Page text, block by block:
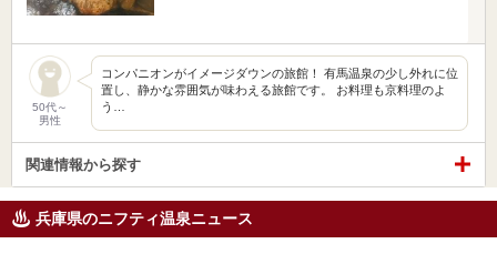
50代～
男性
コンパニオンがイメージダウンの旅館！ 有馬温泉の少し外れに位
置し、静かな雰囲気が味わえる旅館です。 お料理も京料理のよ
う…
関連情報から探す
兵庫県のニフティ温泉ニュース